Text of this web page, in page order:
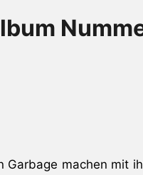
Garbage machen mit